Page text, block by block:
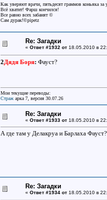
Как уверяют врачи, пятьдесят граммов коньяка
Всё хватит! Фарш кончился!
Все равно всех забанят ©
Сам дурак!©pipetz
Re: Загадки
« Ответ #1932 от18.05.2010 в
2Дядя Боря: Фауст?
Мои текущие переводы:
Стражарка 7, версия 30.07.26
Re: Загадки
« Ответ #1933 от18.05.2010 в
А где там у Делакруа и Барлаха
Re: Загадки
« Ответ #1934 от18.05.2010 в